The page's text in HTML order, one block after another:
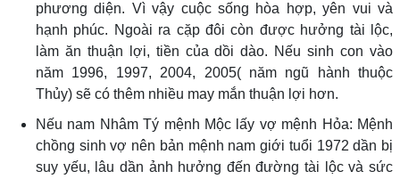
phương diện. Vì vậy cuộc sống hòa hợp, yên vui và
hạnh phúc. Ngoài ra cặp đôi còn được hưởng tài lộc,
làm ăn thuận lợi, tiền của dồi dào. Nếu sinh con vào
năm 1996, 1997, 2004, 2005( năm ngũ hành thuộc
Thủy) sẽ có thêm nhiều may mắn thuận lợi hơn.
Nếu nam Nhâm Tý mệnh Mộc lấy vợ mệnh Hỏa: Mệnh
chồng sinh vợ nên bản mệnh nam giới tuổi 1972 dần bị
suy yếu, lâu dần ảnh hưởng đến đường tài lộc và sức